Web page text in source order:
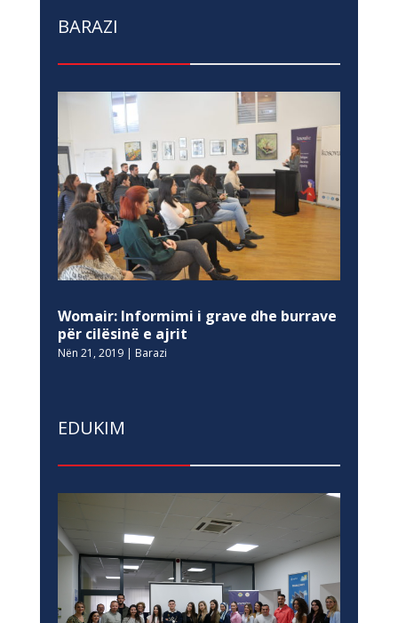
BARAZI
Womair: Informimi i grave dhe burrave
për cilësinë e ajrit
Nën 21, 2019| Barazi
EDUKIM